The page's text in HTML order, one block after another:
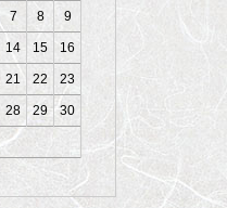
7 8 9
14 15 16
21 22 23
28 29 30